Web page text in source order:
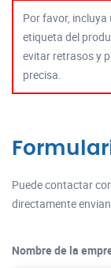
Por favor,
etiqueta del
evitar retrasos y
precisa.
Puede contactar
directamente
Nombre de la